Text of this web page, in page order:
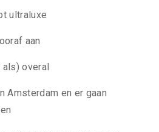
ultraluxe
aan
overal
Amsterdam en er gaan